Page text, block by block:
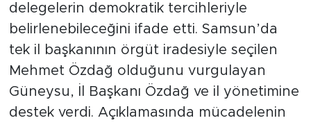
delegelerin demokratik tercihleriyle
belirlenebileceğini ifade etti. Samsun’da
tek il başkanının örgüt iradesiyle seçilen
Mehmet Özdağ olduğunu vurgulayan
Güneysu, İl Başkanı Özdağ ve il yönetimine
destek verdi. Açıklamasında mücadelenin